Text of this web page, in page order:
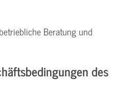
Beratung und
des